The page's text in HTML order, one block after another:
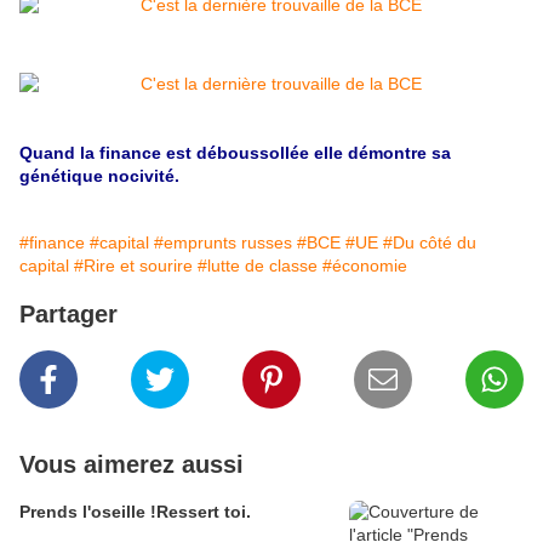
Quand la finance est déboussollée elle démontre sa
génétique nocivité.
#finance #capital #emprunts russes #BCE #UE #Du côté du
capital #Rire et sourire #lutte de classe #économie
Partager
Vous aimerez aussi
Prends l'oseille !Ressert toi.